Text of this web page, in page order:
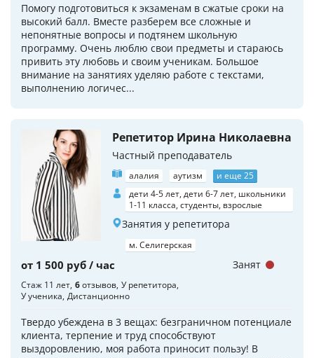
Помогу подготовиться к экзаменам в сжатые сроки на
высокий балл. Вместе разберем все сложные и
непонятные вопросы и подтянем школьную
программу. Очень люблю свои предметы и стараюсь
привить эту любовь и своим ученикам. Большое
внимание на занятиях уделяю работе с текстами,
выполнению логичес...
Репетитор Ирина Николаевна
Частный преподаватель
алалия аутизм
и еще 25
дети 4-5 лет, дети 6-7 лет, школьники
1-11 класса, студенты, взрослые
Занятия у репетитора
м. Селигерская
от 1 500 руб / час
Стаж 11 лет 6отзывов У репетитора
У ученика Дистанционно
Твердо убеждена в 3 вещах: безграничном потенциале
клиента, терпение и труд способствуют
выздоровлению, моя работа приносит пользу! В
Занят